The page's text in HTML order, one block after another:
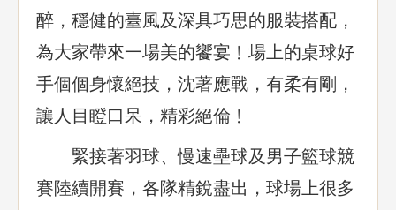
醉，穩健的臺風及深具巧思的服裝搭配，
為大家帶來一場美的饗宴﹗場上的桌球好
手個個身懷絕技，沈著應戰，有柔有剛，
讓人目瞪口呆，精彩絕倫﹗
緊接著羽球、慢速壘球及男子籃球競
賽陸續開賽，各隊精銳盡出，球場上很多